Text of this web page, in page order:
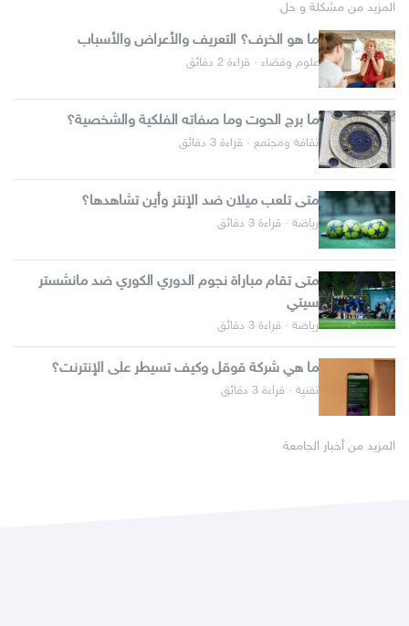
المزيد من مشكلة و حل
ما هو الخرف؟ التعريف والأعراض والأسباب
علوم وفضاء · قراءة 2 دقائق
ما برج الحوت وما صفاته الفلكية والشخصية؟
ثقافة ومجتمع · قراءة 3 دقائق
متى تلعب ميلان ضد الإنتر وأين تشاهدها؟
رياضة · قراءة 3 دقائق
متى تقام مباراة نجوم الدوري الكوري ضد مانشستر
سيتي
رياضة · قراءة 3 دقائق
ما هي شركة قوقل وكيف تسيطر على الإنترنت؟
تقنية · قراءة 3 دقائق
المزيد من أخبار الجامعة